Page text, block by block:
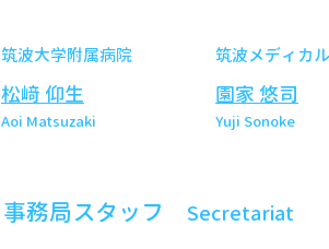
筑波大学附属病院
松﨑 仰生
Aoi Matsuzaki
筑波メディカ
園家 悠司
Yuji Sonoke
事務局スタッフ Secretariat